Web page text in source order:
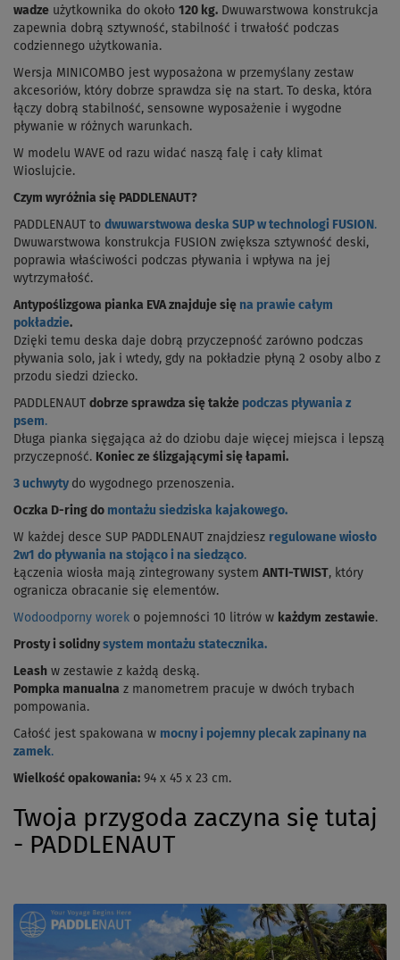
wadze użytkownika do około 120 kg. Dwuwarstwowa konstrukcja
zapewnia dobrą sztywność, stabilność i trwałość podczas
codziennego użytkowania.
Wersja MINICOMBO jest wyposażona w przemyślany zestaw
akcesoriów, który dobrze sprawdza się na start. To deska, która
łączy dobrą stabilność, sensowne wyposażenie i wygodne
pływanie w różnych warunkach.
W modelu WAVE od razu widać naszą falę i cały klimat
Wioslujcie.
Czym wyróżnia się PADDLENAUT?
PADDLENAUT to dwuwarstwowa deska SUP w technologi FUSION .
Dwuwarstwowa konstrukcja FUSION zwiększa sztywność deski,
poprawia właściwości podczas pływania i wpływa na jej
wytrzymałość.
Antypoślizgowa pianka EVA znajduje się na prawie całym
pokładzie.
Dzięki temu deska daje dobrą przyczepność zarówno podczas
pływania solo, jak i wtedy, gdy na pokładzie płyną 2 osoby albo z
przodu siedzi dziecko.
PADDLENAUT dobrze sprawdza się także podczas pływania z
psem.
Długa pianka sięgająca aż do dziobu daje więcej miejsca i lepszą
przyczepność. Koniec ze ślizgającymi się łapami.
3 uchwyty do wygodnego przenoszenia.
Oczka D-ring do montażu siedziska kajakowego.
W każdej desce SUP PADDLENAUT znajdziesz regulowane wiosło
2w1 do pływania na stojąco i na siedząco.
Łączenia wiosła mają zintegrowany system ANTI-TWIST, który
ogranicza obracanie się elementów.
Wodoodporny worek o pojemności 10 litrów w każdym zestawie.
Prosty i solidny system montażu statecznika.
Leash w zestawie z każdą deską.
Pompka manualna z manometrem pracuje w dwóch trybach
pompowania.
Całość jest spakowana w mocny i pojemny plecak zapinany na
zamek.
Wielkość opakowania: 94 x 45 x 23 cm.
Twoja przygoda zaczyna się tutaj
- PADDLENAUT